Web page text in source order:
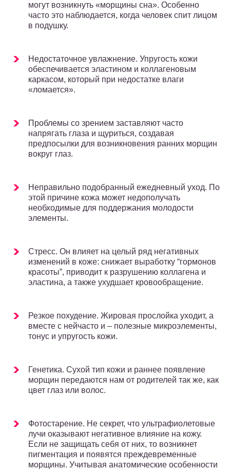
могут возникнуть «морщины сна». Особенно
часто это наблюдается, когда человек спит лицом
в подушку.
Недостаточное увлажнение. Упругость кожи
обеспечивается эластином и коллагеновым
каркасом, который при недостатке влаги
«ломается».
Проблемы со зрением заставляют часто
напрягать глаза и щуриться, создавая
предпосылки для возникновения ранних морщин
вокруг глаз.
Неправильно подобранный ежедневный уход. По
этой причине кожа может недополучать
необходимые для поддержания молодости
элементы.
Стресс. Он влияет на целый ряд негативных
изменений в коже: снижает выработку “гормонов
красоты”, приводит к разрушению коллагена и
эластина, а также ухудшает кровообращение.
Резкое похудение. Жировая прослойка уходит, а
вместе с нейчасто и – полезные микроэлементы,
тонус и упругость кожи.
Генетика. Сухой тип кожи и раннее появление
морщин передаются нам от родителей так же, как
цвет глаз или волос.
Фотостарение. Не секрет, что ультрафиолетовые
лучи оказывают негативное влияние на кожу.
Если не защищать себя от них, то возникнет
пигментация и появятся преждевременные
морщины. Учитывая анатомические особенности